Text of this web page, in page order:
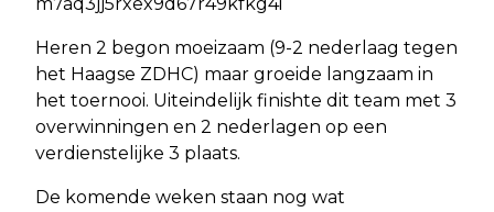
m7aq3jj5rxex9d67r49kfkg4i
Heren 2 begon moeizaam (9-2 nederlaag tegen
het Haagse ZDHC) maar groeide langzaam in
het toernooi. Uiteindelijk finishte dit team met 3
overwinningen en 2 nederlagen op een
verdienstelijke 3 plaats.
De komende weken staan nog wat